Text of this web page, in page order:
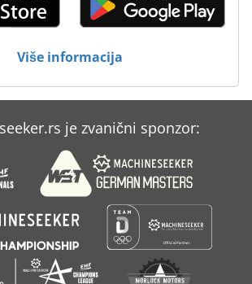
Više informacija
je zvanični sponzor: